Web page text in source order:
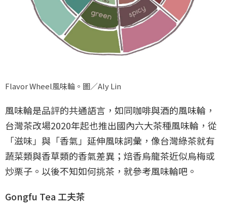
Flavor Wheel風味輪。圖／Aly Lin
風味輪是品評的共通語言，如同咖啡與酒的風味輪，
台灣茶改場2020年起也推出國內六大茶種風味輪，從
「滋味」與「香氣」延伸風味詞彙，像台灣綠茶就有
蔬菜類與香草類的香氣差異；焙香烏龍茶近似烏梅或
炒栗子。以後不知如何挑茶，就參考風味輪吧。
Gongfu Tea 工夫茶